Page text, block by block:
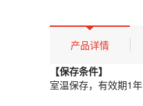
产品描述
【保存条件】
室温保存，有效期1年
【概述】
产品详情
【保存条件】
室温保存，有效期1年